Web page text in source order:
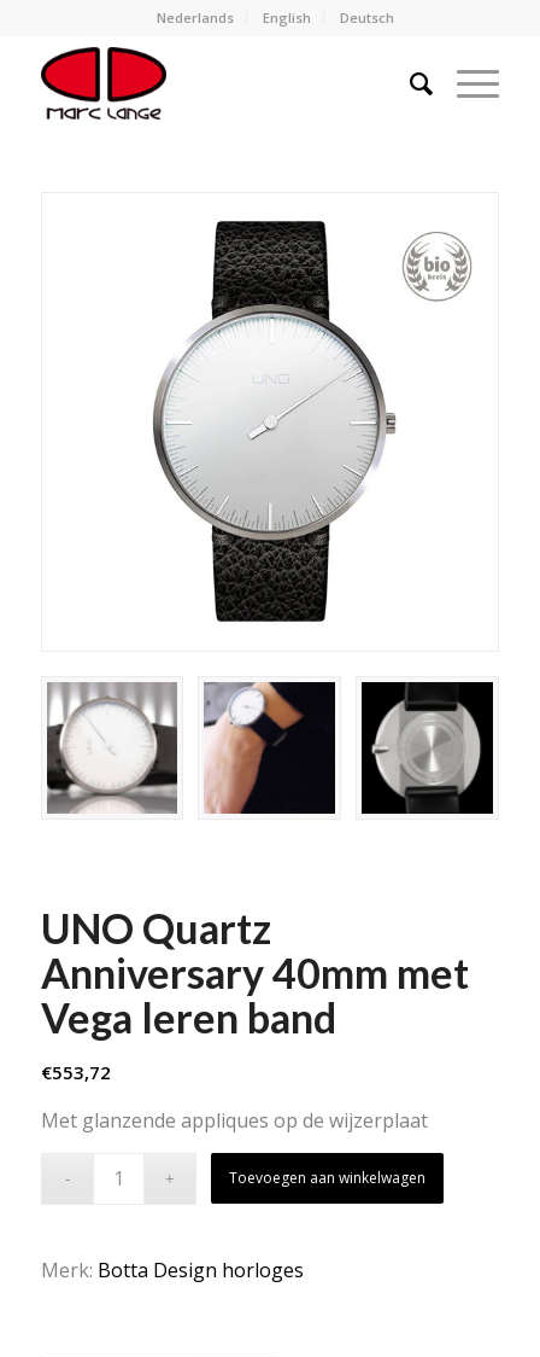
Nederlands English Deutsch
UNO Quartz
Anniversary 40mm met
Vega leren band
€553,72
Met glanzende appliques op de wijzerplaat
Toevoegen aan winkelwagen
Merk: Botta Design horloges